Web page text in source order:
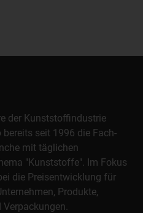
der Kunststoffindustrie
seit 1996 die Fach-
mit täglichen
"Kunststoffe". Im Fokus
die Preisentwicklung für
Produkte,